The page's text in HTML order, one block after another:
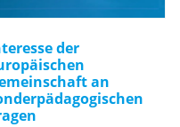
der
an